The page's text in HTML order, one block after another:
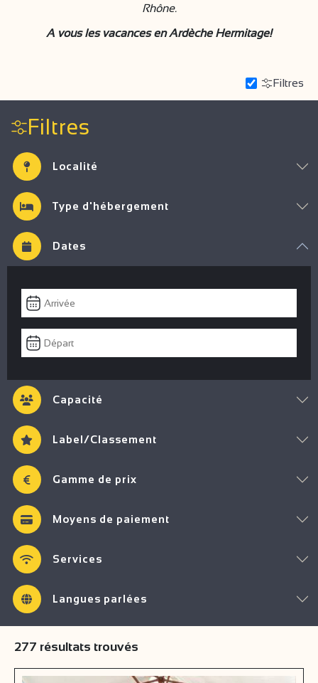
Rhône.
A vous les vacances en Ardèche Hermitage!
Filtres
Filtres
Localité
Type d'hébergement
Dates
Capacité
Label/Classement
Gamme de prix
Moyens de paiement
Services
Langues parlées
277 résultats trouvés